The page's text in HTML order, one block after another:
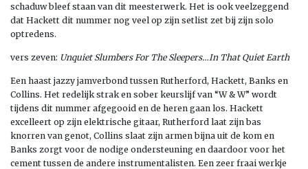
schaduw bleef staan van dit meesterwerk. Het is ook veelzeggend
dat Hackett dit nummer nog veel op zijn setlist zet bij zijn solo
optredens.
vers zeven: Unquiet Slumbers For The Sleepers…In That Quiet Earth
Een haast jazzy jamverbond tussen Rutherford, Hackett, Banks en
Collins. Het redelijk strak en sober keurslijf van “W & W” wordt
tijdens dit nummer afgegooid en de heren gaan los. Hackett
excelleert op zijn elektrische gitaar, Rutherford laat zijn bas
knorren van genot, Collins slaat zijn armen bijna uit de kom en
Banks zorgt voor de nodige ondersteuning en daardoor voor het
cement tussen de andere instrumentalisten. Een zeer fraai werkje